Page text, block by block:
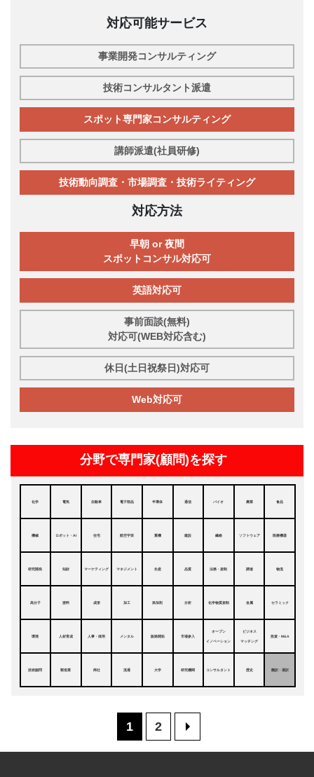
対応可能サービス
事業開発コンサルティング
技術コンサルタント派遣
スポット専門家コンサルティング
講師派遣(社員研修)
技術動向調査・市場調査・技術ライティング
対応方法
早朝 or 夜間
スポットコンサル対応可
英語対応可
事前面談(無料)
対応可(WEB対応含む)
休日(土日祝祭日)対応可
Web対応可
分野で専門家(顧問)を探す
化学 電気 自動車 電子部品 半導体 通信 バイオ 農業 食品
機械 ロボット・AI 住宅 航空宇宙 重機 建設 繊維 ソフトウェア 医療機器
研究開発 知財 マーケティング マネジメント 生産 品質 法務・規制 調達 物流
高分子 塗料 成形 加工 添加剤 分析 化学物質規制 金属 セラミック
環境 人材育成 人事・採用 メンタル 販路開拓 市場参入
オープン
イノベーション
ビジネス
マッチング
投資・M&A
技術顧問 製造業 商社 流通 大学 研究機関 コンサルタント 歴史 翻訳・通訳
1 2 >